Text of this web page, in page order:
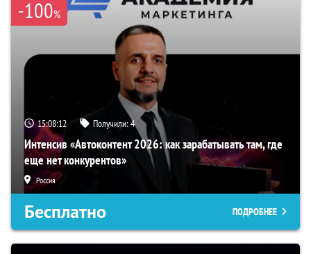
-100%
15:08:11 Получили:4
Интенсив «Автоконтент 2026: как зарабатывать там, где
еще нет конкурентов»
Россия
Бесплатно ПОДРОБНЕЕ